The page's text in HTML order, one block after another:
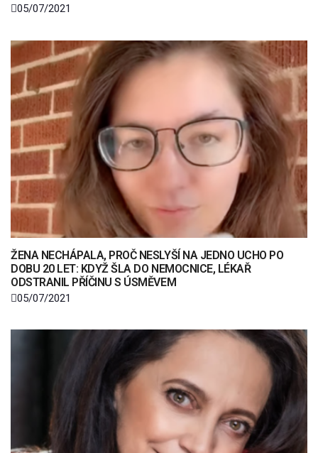
05/07/2021
ŽENA NECHÁPALA, PROČ NESLYŠÍ NA JEDNO UCHO PO
DOBU 20 LET: KDYŽ ŠLA DO NEMOCNICE, LÉKAŘ
ODSTRANIL PŘÍČINU S ÚSMĚVEM
05/07/2021